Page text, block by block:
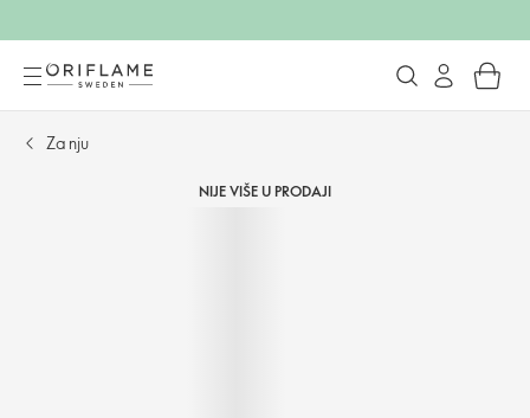
Za nju
NIJE VIŠE U PRODAJI